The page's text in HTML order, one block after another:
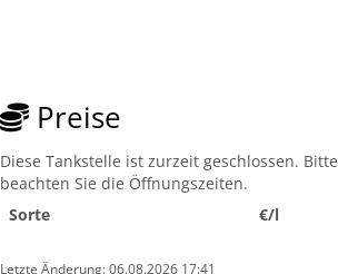
Preise
Diese Tankstelle ist zurzeit geschlossen. Bitte
beachten Sie die Öffnungszeiten.
Sorte
€/l
Letzte Änderung: 06.08.2026 17:41